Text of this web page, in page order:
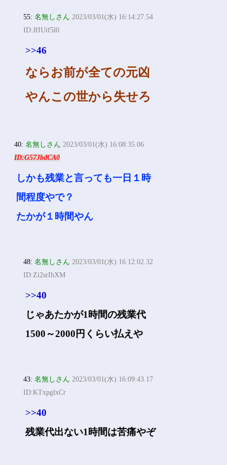
55:名無しさん 2023/03/01(水) 16:14:27.54
ID:JfIUif5l0
>>46
ならお前が全ての元凶
やんこの世から失せろ
40:名無しさん 2023/03/01(水) 16:08:35.06
ID:G57JbdCA0
しかも残業と言っても一日１時
間程度やで？
たかが１時間やん
48:名無しさん 2023/03/01(水) 16:12:02.32
ID:Zi2srIhXM
>>40
じゃあたかが1時間の残業代
1500～2000円くらい払えや
43:名無しさん 2023/03/01(水) 16:09:43.17
ID:KTxpglxCr
>>40
残業代出ない1時間は苦痛やぞ